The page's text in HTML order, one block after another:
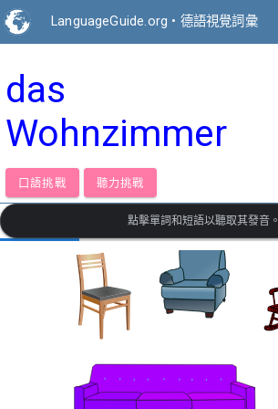
LanguageGuide.org • 德語視覺詞彙
das
Wohnzimmer
口語挑戰 聽力挑戰
點擊單詞和短語以聽取其發音。